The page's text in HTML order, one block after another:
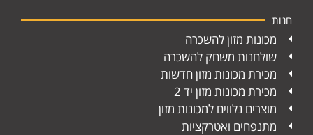
חנות
מכונות מזון להשכרה
שולחנות משחק להשכרה
מכירת מכונות מזון חדשות
מכירת מכונות מזון יד 2
מוצרים נלווים למכונות מזון
מתנפחים ואטרקציות